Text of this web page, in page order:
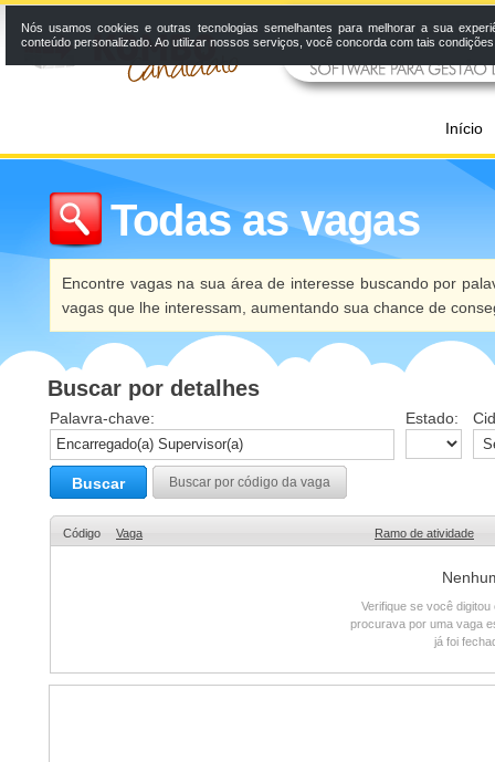
Início
Todas as vagas
Encontre vagas na sua área de interesse buscando por
vagas que lhe interessam, aumentando sua chance de
Buscar por detalhes
Palavra-chave: Estado:
Buscar Buscar por código da vaga
Código Vaga Ramo de atividade
Verifique se você
procurava por uma vaga
já foi
Nós usamos cookies e outras tecnologias semelhantes para melhorar a sua
conteúdo personalizado. Ao utilizar nossos serviços, você concorda com tais